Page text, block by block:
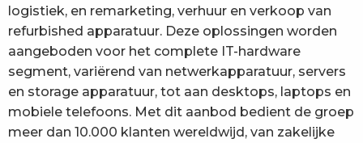
logistiek, en remarketing, verhuur en verkoop van
refurbished apparatuur. Deze oplossingen worden
aangeboden voor het complete IT-hardware
segment, variërend van netwerkapparatuur, servers
en storage apparatuur, tot aan desktops, laptops en
mobiele telefoons. Met dit aanbod bedient de groep
meer dan 10.000 klanten wereldwijd, van zakelijke